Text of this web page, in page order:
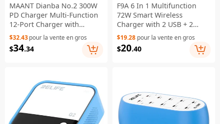
MAANT Dianba No.2 300W
PD Charger Multi-Function
12-Port Charger with
Wireless Charging - US Plug
$32.43pour la vente en gros
$34.34
F9A 6 In 1 Multifunction
72W Smart Wireless
Charger with 2 USB + 2
Type C Ports and LED
Ambient Light - US Plug
$19.28 pour la vente en gros
$20.40